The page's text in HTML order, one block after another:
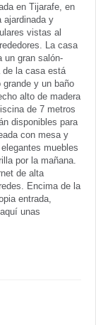
en Tijarafe, en
ajardinada y
vistas al
La casa
un gran salón-
de la casa está
y un baño
alto de madera
de 7 metros
disponibles para
con mesa y
muebles
por la mañana.
de alta
Encima de la
entrada,
unas